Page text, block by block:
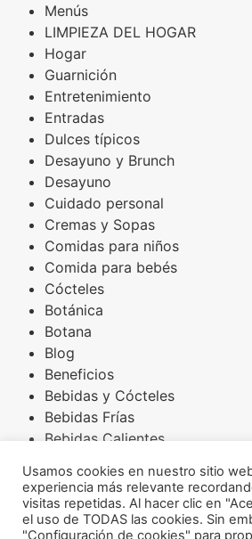
Menús
LIMPIEZA DEL HOGAR
Hogar
Guarnición
Entretenimiento
Entradas
Dulces típicos
Desayuno y Brunch
Desayuno
Cuidado personal
Cremas y Sopas
Comidas para niños
Comida para bebés
Cócteles
Botánica
Botana
Blog
Beneficios
Bebidas y Cócteles
Bebidas Frías
Bebidas Calientes
Arroces
Amaranto
Aderezos
Usamos cookies en nuestro sitio
experiencia más relevante
visitas repetidas. Al hacer clic en
el uso de TODAS las cookies. Sin
"Configuración de cookies" para